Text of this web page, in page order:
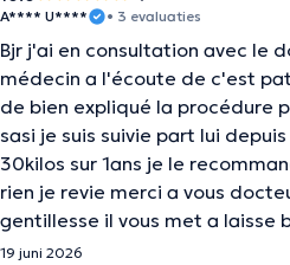
A**** U**** • 3 evaluaties
Bjr j'ai en consultation avec le
médecin a l'écoute de c'est
de bien expliqué la procédure
sasi je suis suivie part lui
30kilos sur 1ans je le
rien je revie merci a vous
gentillesse il vous met a laisse
19 juni 2026